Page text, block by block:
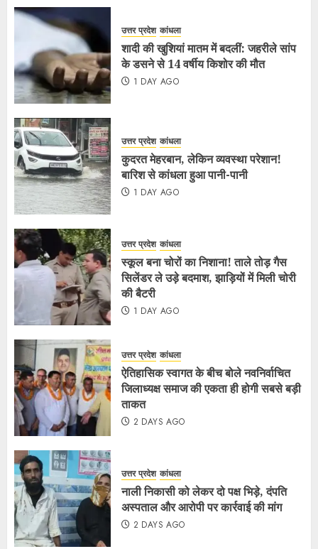
उत्तर प्रदेश कांधला
शादी की खुशियां मातम में बदलीं: जहरीले सांप
के डसने से 14 वर्षीय किशोर की मौत
1 DAY AGO
उत्तर प्रदेश कांधला
कुदरत मेहरबान, लेकिन व्यवस्था परेशान!
बारिश से कांधला हुआ पानी-पानी
1 DAY AGO
उत्तर प्रदेश कांधला
स्कूल बना चोरों का निशाना! ताले तोड़ गैस
सिलेंडर ले उड़े बदमाश, झाड़ियों में मिली चोरी
की बैटरी
1 DAY AGO
उत्तर प्रदेश कांधला
ऐतिहासिक स्वागत के बीच बोले नवनिर्वाचित
जिलाध्यक्ष समाज की एकता ही होगी सबसे बड़ी
ताकत
2 DAYS AGO
उत्तर प्रदेश कांधला
नाली निकासी को लेकर दो पक्ष भिड़े, दंपति
अस्पताल और आरोपी पर कार्रवाई की मांग
2 DAYS AGO